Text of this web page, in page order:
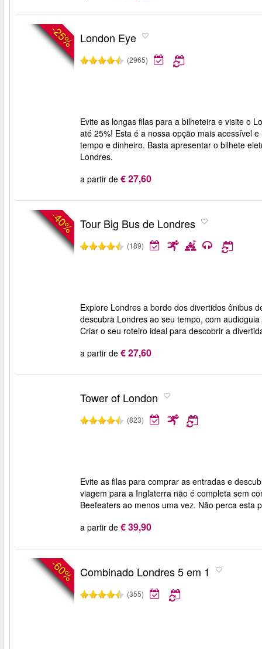
-25% London Eye
(2965)
Evite as longas filas para a bilheteira e visite o
até 25%! Esta é a nossa opção mais acessível
tempo e dinheiro. Basta apresentar o bilhete
Londres.
a partir de € 27,60
-40% Tour Big Bus de Londres
(189)
Explore Londres a bordo dos divertidos ônibus
descubra Londres ao seu tempo, com
Criar o seu roteiro ideal para descobrir a
a partir de € 27,60
Tower of London
(823)
Evite as filas para comprar as entradas e
viagem para a Inglaterra não é completa sem
Beefeaters ao menos uma vez. Não perca esta
a partir de € 39,90
-60% Combinado Londres 5 em 1
(355)